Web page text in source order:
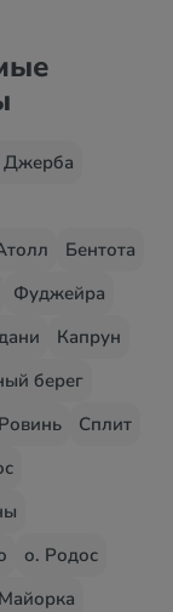
Джерба
Бентота
Фуджейра
Капрун
берег
Ровинь
Сплит
о. Родос